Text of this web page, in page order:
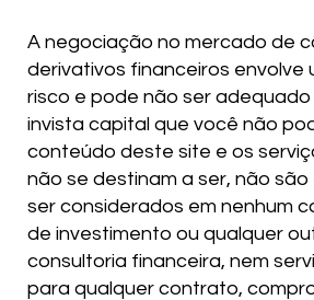
A negociação no mercado de
derivativos financeiros envolve
risco e pode não ser
invista capital que você não
conteúdo deste site e os
não se destinam a ser, não
ser considerados em nenhum
de investimento ou qualquer
consultoria financeira, nem
para qualquer contrato,